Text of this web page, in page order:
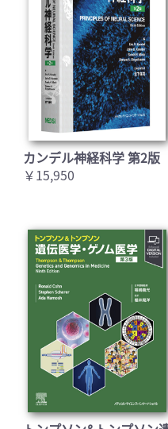
カンデル神経科学 第2版
￥15,950